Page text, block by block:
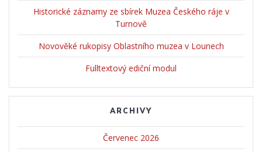
Historické záznamy ze sbírek Muzea Českého ráje v
Turnově
Novověké rukopisy Oblastního muzea v Lounech
Fulltextový ediční modul
ARCHIVY
Červenec 2026